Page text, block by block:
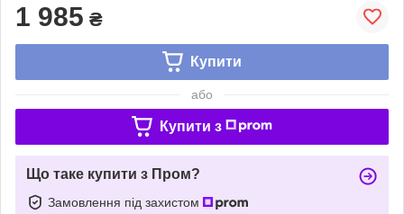
1 985 ₴
Купити
або
Купити з
Що таке купити з Пром?
Замовлення під захистом